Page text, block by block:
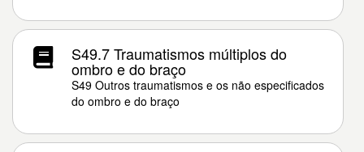
S49.7 Traumatismos múltiplos do
ombro e do braço
S49 Outros traumatismos e os não especificados
do ombro e do braço